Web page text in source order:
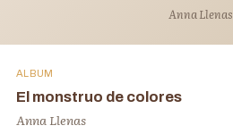
Anna Llenas
ALBUM
El monstruo de colores
Anna Llenas